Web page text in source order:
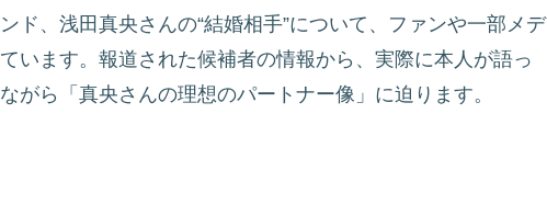
ド、浅田真央さんの“結婚相手”について、ファンや一部メデ
います。報道された候補者の情報から、実際に本人が語っ
がら「真央さんの理想のパートナー像」に迫ります。